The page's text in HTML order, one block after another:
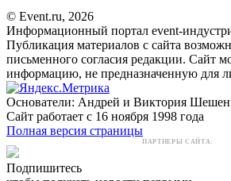
© Event.ru, 2026
Информационный портал event-
Публикация материалов с сайта
письменного согласия редакции. Сайт
информацию, не предназначенную для
Основатели: Андрей и Виктория
Сайт работает с 16 ноября 1998 года
Полная версия страницы
ПАРТНЕРЫ САЙТА:
Подпишитесь